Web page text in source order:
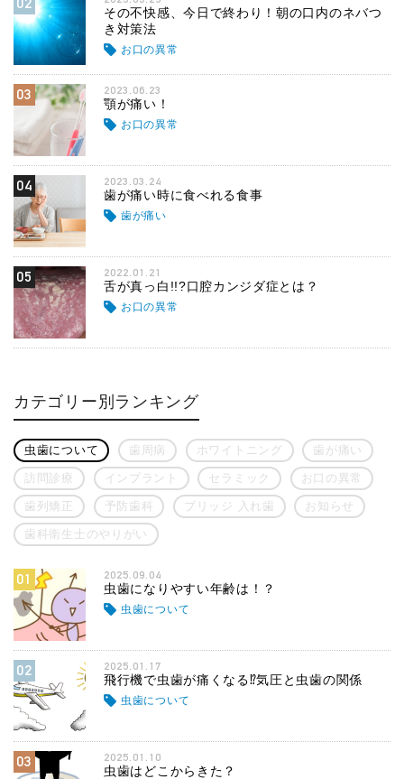
その不快感、今日で終わり！朝の口内のネバつ
き対策法
お口の異常
03 2023.06.23
顎が痛い！
お口の異常
04 2023.03.24
歯が痛い時に食べれる食事
歯が痛い
05 2022.01.21
舌が真っ白!!?口腔カンジダ症とは？
お口の異常
カテゴリー別ランキング
虫歯について 歯周病 ホワイトニング 歯が痛い
訪問診療 インプラント セラミック お口の異常
歯列矯正 予防歯科 ブリッジ 入れ歯 お知らせ
歯科衛生士のやりがい
01 2025.09.04
虫歯になりやすい年齢は！？
虫歯について
02 2025.01.17
飛行機で虫歯が痛くなる⁉気圧と虫歯の関係
虫歯について
03 2025.01.10
虫歯はどこからきた？